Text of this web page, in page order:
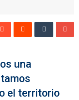
una
el territorio